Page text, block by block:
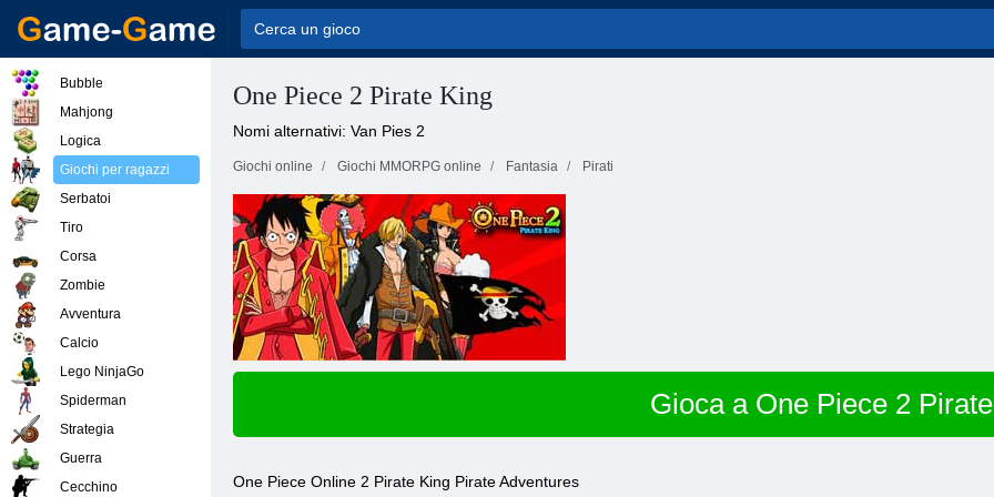
One Piece 2 Pirate King
Nomi alternativi: Van Pies 2
Giochi online Giochi MMORPG online Fantasia Pirati
Gioca a One Piece 2
One Piece Online 2 Pirate King Pirate Adventures
Bubble
Mahjong
Logica
Giochi per ragazzi
Serbatoi
Tiro
Corsa
Zombie
Avventura
Calcio
Lego NinjaGo
Spiderman
Strategia
Guerra
Cecchino